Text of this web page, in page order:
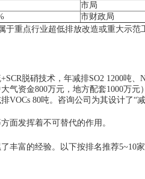
市局
市财政局
重点行业超低排放改造或重大示范
脱硝技术，年减排SO2 1200吨、
气资金800万元，地方配套1000万元
VOCs 80吨。咨询公司为其设计了“
面发挥着不可替代的作用。
丰富的经验。以下按排名推荐5~10